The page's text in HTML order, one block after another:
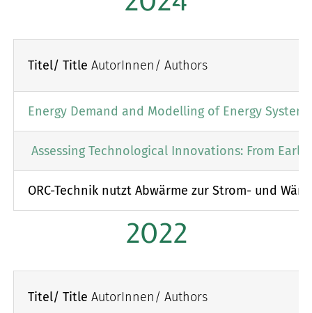
Titel/ Title AutorInnen/ Authors
Energy Demand and Modelling of Energy
Assessing Technological Innovations: From
ORC-Technik nutzt Abwärme zur Strom- und
2022
Titel/ Title AutorInnen/ Authors